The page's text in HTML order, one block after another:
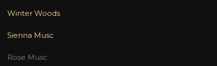
Winter Woods
Sienna Musc
Rose Musc